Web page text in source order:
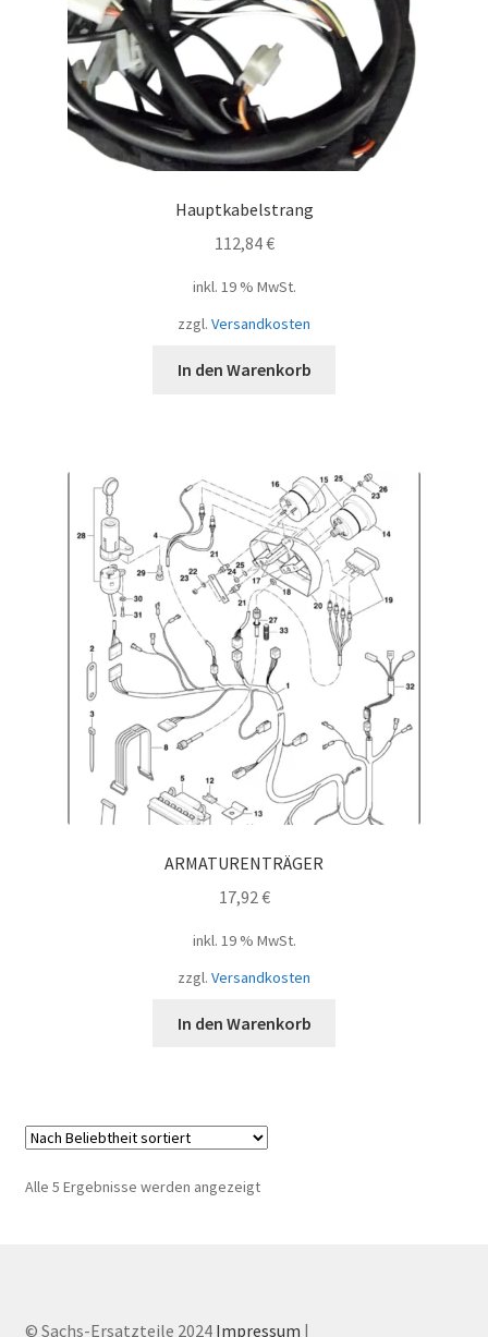
Hauptkabelstrang
112,84€
inkl. 19 % MwSt.
zzgl. Versandkosten
In den Warenkorb
ARMATURENTRÄGER
17,92 €
inkl. 19 % MwSt.
zzgl. Versandkosten
In den Warenkorb
Alle 5 Ergebnisse werden angezeigtNach
© Sachs-Ersatzteile 2024 Impressum |